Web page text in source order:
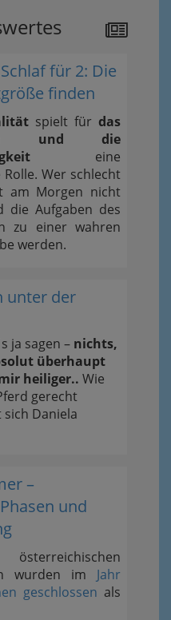
für 2: Die
finden
spielt für das
und die
eine
Wer schlecht
am Morgen nicht
die Aufgaben des
zu einer wahren
werden.
unter der
ja sagen – nichts,
überhaupt
heiliger.. Wie
gerecht
Daniela
–
und
wurden im Jahr
geschlossen als